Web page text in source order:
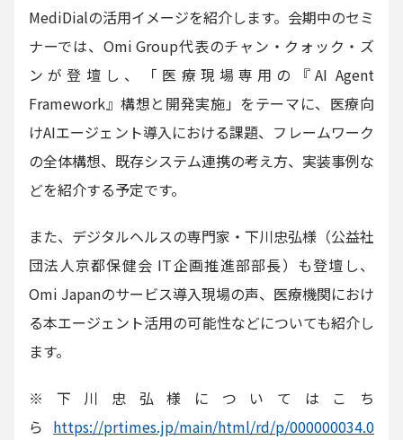
MediDialの活用イメージを紹介します。会期中のセミ
ナーでは、Omi Group代表のチャン・クォック・ズ
ンが登壇し、「医療現場専用の『AI Agent
Framework』構想と開発実施」をテーマに、医療向
けAIエージェント導入における課題、フレームワーク
の全体構想、既存システム連携の考え方、実装事例な
どを紹介する予定です。
また、デジタルヘルスの専門家・下川忠弘様（公益社
団法人京都保健会 IT企画推進部部長）も登壇し、
Omi Japanのサービス導入現場の声、医療機関におけ
る本エージェント活用の可能性などについても紹介し
ます。
※下川忠弘様についてはこち
ら https://prtimes.jp/main/html/rd/p/000000034.0